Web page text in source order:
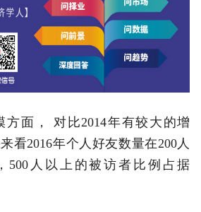
方面， 对比2014年有较大的增
看2016年个人好友数量在200人
500人以上的被访者比例占据